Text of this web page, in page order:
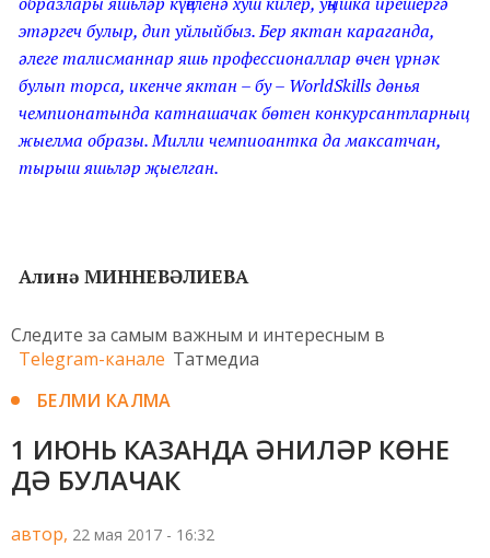
этәргеч булыр, дип уйлыйбыз. Бер яктан караганда,
әлеге талисманнар яшь профессионаллар өчен үрнәк
булып торса, икенче яктан – бу – WorldSkills дөнья
чемпионатында катнашачак бөтен конкурсантларныц
жыелма образы. Милли чемпиоантка да максатчан,
тырыш яшьләр җыелган.
Алинә МИННЕВӘЛИЕВА
Следите за самым важным и интересным в
Telegram-канале Татмедиа
БЕЛМИ КАЛМА
1 ИЮНЬ КАЗАНДА ӘНИЛӘР КӨНЕ
ДӘ БУЛАЧАК
автор, 22 мая 2017 - 16:32